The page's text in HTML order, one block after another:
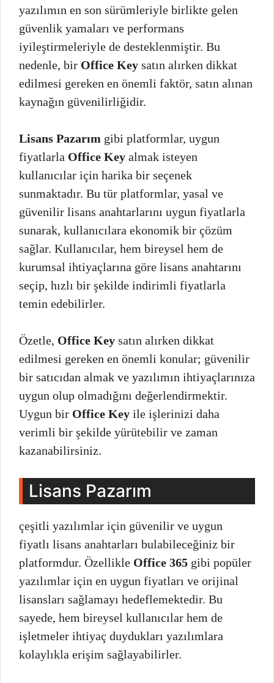
yazılımın en son sürümleriyle birlikte gelen
güvenlik yamaları ve performans
iyileştirmeleriyle de desteklenmiştir. Bu
nedenle, bir Office Key satın alırken dikkat
edilmesi gereken en önemli faktör, satın alınan
kaynağın güvenilirliğidir.
Lisans Pazarım gibi platformlar, uygun
fiyatlarla Office Key almak isteyen
kullanıcılar için harika bir seçenek
sunmaktadır. Bu tür platformlar, yasal ve
güvenilir lisans anahtarlarını uygun fiyatlarla
sunarak, kullanıcılara ekonomik bir çözüm
sağlar. Kullanıcılar, hem bireysel hem de
kurumsal ihtiyaçlarına göre lisans anahtarını
seçip, hızlı bir şekilde indirimli fiyatlarla
temin edebilirler.
Özetle, Office Key satın alırken dikkat
edilmesi gereken en önemli konular; güvenilir
bir satıcıdan almak ve yazılımın ihtiyaçlarınıza
uygun olup olmadığını değerlendirmektir.
Uygun bir Office Key ile işlerinizi daha
verimli bir şekilde yürütebilir ve zaman
kazanabilirsiniz.
Lisans Pazarım
çeşitli yazılımlar için güvenilir ve uygun
fiyatlı lisans anahtarları bulabileceğiniz bir
platformdur. Özellikle Office 365 gibi popüler
yazılımlar için en uygun fiyatları ve orijinal
lisansları sağlamayı hedeflemektedir. Bu
sayede, hem bireysel kullanıcılar hem de
işletmeler ihtiyaç duydukları yazılımlara
kolaylıkla erişim sağlayabilirler.